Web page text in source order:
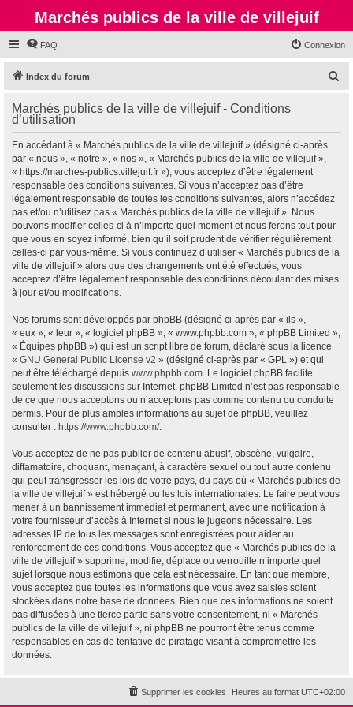
Marchés publics de la ville de villejuif
FAQ Connexion
Index du forum
h
Marchés publics de la ville de villejuif - Conditions
d’utilisation
En accédant à « Marchés publics de la ville de villejuif » (désigné ci-après
par « nous », « notre », « nos », « Marchés publics de la ville de villejuif »,
« https://marches-publics.villejuif.fr »), vous acceptez d’être légalement
responsable des conditions suivantes. Si vous n’acceptez pas d’être
légalement responsable de toutes les conditions suivantes, alors n’accédez
pas et/ou n’utilisez pas « Marchés publics de la ville de villejuif ». Nous
pouvons modifier celles-ci à n’importe quel moment et nous ferons tout pour
que vous en soyez informé, bien qu’il soit prudent de vérifier régulièrement
celles-ci par vous-même. Si vous continuez d’utiliser « Marchés publics de la
ville de villejuif » alors que des changements ont été effectués, vous
acceptez d’être légalement responsable des conditions découlant des mises
à jour et/ou modifications.
Nos forums sont développés par phpBB (désigné ci-après par « ils »,
« eux », « leur », « logiciel phpBB », « www.phpbb.com », « phpBB Limited »,
« Équipes phpBB ») qui est un script libre de forum, déclaré sous la licence
« GNU General Public License v2 » (désigné ci-après par « GPL ») et qui
peut être téléchargé depuis www.phpbb.com. Le logiciel phpBB facilite
seulement les discussions sur Internet. phpBB Limited n’est pas responsable
de ce que nous acceptons ou n’acceptons pas comme contenu ou conduite
permis. Pour de plus amples informations au sujet de phpBB, veuillez
consulter : https://www.phpbb.com/.
Vous acceptez de ne pas publier de contenu abusif, obscène, vulgaire,
diffamatoire, choquant, menaçant, à caractère sexuel ou tout autre contenu
qui peut transgresser les lois de votre pays, du pays où « Marchés publics de
la ville de villejuif » est hébergé ou les lois internationales. Le faire peut vous
mener à un bannissement immédiat et permanent, avec une notification à
votre fournisseur d’accès à Internet si nous le jugeons nécessaire. Les
adresses IP de tous les messages sont enregistrées pour aider au
renforcement de ces conditions. Vous acceptez que « Marchés publics de la
ville de villejuif » supprime, modifie, déplace ou verrouille n’importe quel
sujet lorsque nous estimons que cela est nécessaire. En tant que membre,
vous acceptez que toutes les informations que vous avez saisies soient
stockées dans notre base de données. Bien que ces informations ne soient
pas diffusées à une tierce partie sans votre consentement, ni « Marchés
publics de la ville de villejuif », ni phpBB ne pourront être tenus comme
responsables en cas de tentative de piratage visant à compromettre les
données.
Heures au format UTC+02:00
Supprimer les cookies